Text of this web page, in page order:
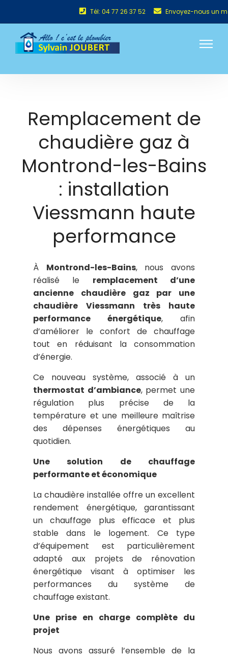
Tél: 04 77 26 37 52 Envoyez-nous un
Remplacement de
chaudière gaz à
Montrond-les-Bains
: installation
Viessmann haute
performance
À Montrond-les-Bains, nous avons
réalisé le remplacement d’une
ancienne chaudière gaz par une
chaudière Viessmann très haute
performance énergétique, afin
d’améliorer le confort de chauffage
tout en réduisant la consommation
d’énergie.
Ce nouveau système, associé à un
thermostat d’ambiance, permet une
régulation plus précise de la
température et une meilleure maîtrise
des dépenses énergétiques au
quotidien.
Une solution de chauffage
performante et économique
La chaudière installée offre un excellent
rendement énergétique, garantissant
un chauffage plus efficace et plus
stable dans le logement. Ce type
d’équipement est particulièrement
adapté aux projets de rénovation
énergétique visant à optimiser les
performances du système de
chauffage existant.
Une prise en charge complète du
projet
Nous avons assuré l’ensemble de la